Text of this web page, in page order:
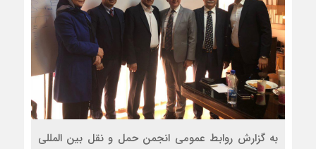
به گزارش روابط عمومی انجمن حمل و نقل بین المللی